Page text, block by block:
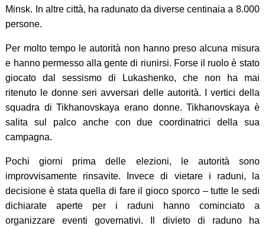
Minsk. In altre città, ha radunato da diverse centinaia a 8.000
persone.
Per molto tempo le autorità non hanno preso alcuna misura
e hanno permesso alla gente di riunirsi. Forse il ruolo è stato
giocato dal sessismo di Lukashenko, che non ha mai
ritenuto le donne seri avversari delle autorità. I vertici della
squadra di Tikhanovskaya erano donne. Tikhanovskaya è
salita sul palco anche con due coordinatrici della sua
campagna.
Pochi giorni prima delle elezioni, le autorità sono
improvvisamente rinsavite. Invece di vietare i raduni, la
decisione è stata quella di fare il gioco sporco – tutte le sedi
dichiarate aperte per i raduni hanno cominciato a
organizzare eventi governativi. Il divieto di raduno ha